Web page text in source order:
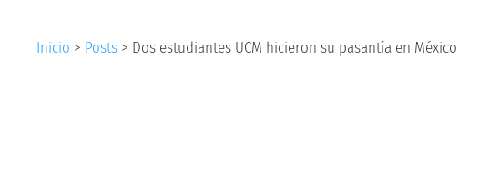
Inicio > Posts > Dos estudiantes UCM hicieron su pasantía en México